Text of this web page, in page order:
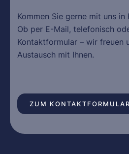
Kommen Sie gerne mit uns in
Ob per E-Mail, telefonisch
Kontaktformular – wir freuen
Austausch mit Ihnen.
ZUM KONTAKTFORMULAR